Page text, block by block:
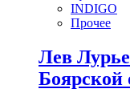
INDIGO
Прочее
Лев
Боярской